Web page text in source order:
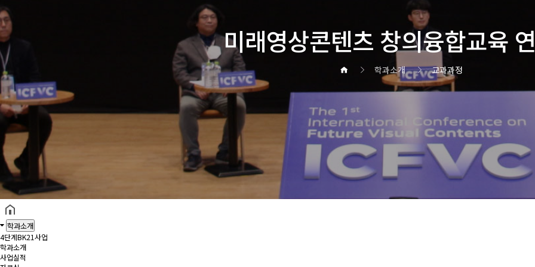
미래영상콘텐츠 창의융합교육
학과소개 교과과정
헤더설정
학과소개
4단계BK21사업
학과소개
사업실적